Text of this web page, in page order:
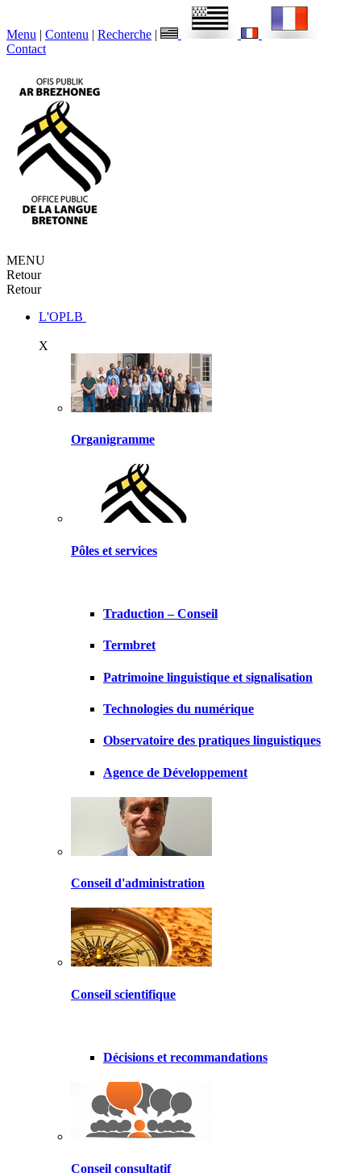
Menu | Contenu | Recherche |
Contact
MENU
Retour
Retour
L'OPLB
X
Organigramme
Pôles et services
Traduction – Conseil
Termbret
Patrimoine linguistique et signalisation
Technologies du numérique
Observatoire des pratiques linguistiques
Agence de Développement
Conseil d'administration
Conseil scientifique
Décisions et recommandations
Conseil consultatif